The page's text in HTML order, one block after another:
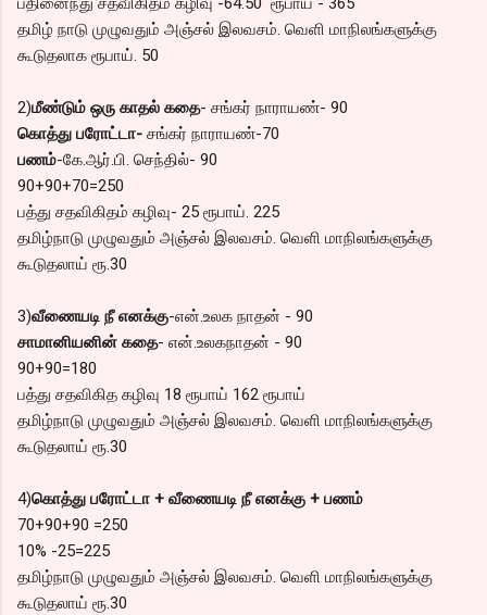
தமிழ் நாடு முழுவதும் அஞ்சல் இலவசம். வெளி மாநிலங்களுக்கு
கூடுதலாக ரூபாய். 50
2)மீண்டும் ஒரு காதல் கதை- சங்கர் நாராயண்- 90
கொத்து பரோட்டா- சங்கர் நாராயண்-70
பணம்-கே.ஆர்.பி. செந்தில்- 90
90+90+70=250
பத்து சதவிகிதம் கழிவு- 25 ரூபாய். 225
தமிழ்நாடு முழுவதும் அஞ்சல் இலவசம். வெளி மாநிலங்களுக்கு
கூடுதலாய் ரூ.30
3)வீணையடி நீ எனக்கு-என்.உலக நாதன் - 90
சாமானியனின் கதை- என்.உலகநாதன் - 90
90+90=180
பத்து சதவிகித கழிவு 18 ரூபாய் 162 ரூபாய்
தமிழ்நாடு முழுவதும் அஞ்சல் இலவசம். வெளி மாநிலங்களுக்கு
கூடுதலாய் ரூ.30
4)கொத்து பரோட்டா + வீணையடி நீ எனக்கு + பணம்
70+90+90 =250
10% -25=225
தமிழ்நாடு முழுவதும் அஞ்சல் இலவசம். வெளி மாநிலங்களுக்கு
கூடுதலாய் ரூ.30